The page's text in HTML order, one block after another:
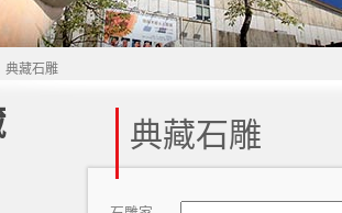
典藏石雕
典藏石雕